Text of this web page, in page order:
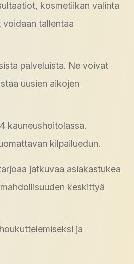
kosmetiikan valinta
voidaan tallentaa
palveluista. Ne voivat
uusien aikojen
kauneushoitolassa.
kilpailuedun.
jatkuvaa asiakastukea
keskittyä
ja